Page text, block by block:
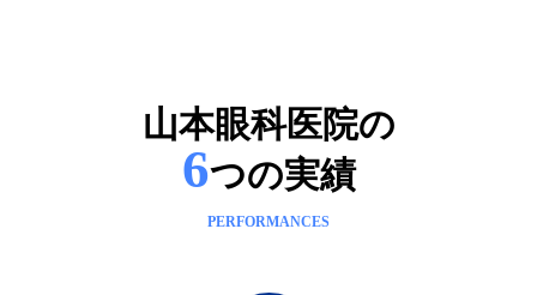
山本眼科医院の
6つの実績
PERFORMANCES